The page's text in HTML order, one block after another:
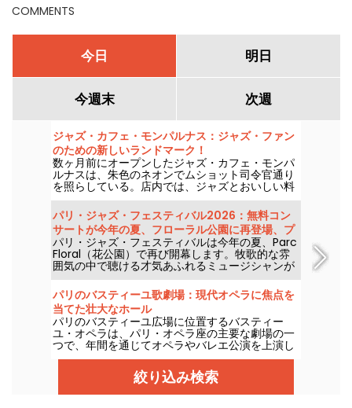
COMMENTS
今日 明日
今週末 次週
ジャズ・カフェ・モンパルナス：ジャズ・ファン
のための新しいランドマーク！
数ヶ月前にオープンしたジャズ・カフェ・モンパ
ルナスは、朱色のネオンでムショット司令官通り
を照らしている。店内では、ジャズとおいしい料
理があなたを待っている......。
パリ・ジャズ・フェスティバル2026：無料コン
サートが今年の夏、フローラル公園に再登場、プ
ログラム
パリ・ジャズ・フェスティバルは今年の夏、Parc
Floral（花公園）で再び開幕します。牧歌的な雰
囲気の中で聴ける才気あふれるミュージシャンが
多数LINEupに並びます。以下は2026年6月24日か
ら9月6日までの無料コンサート・プログラムで
す！
パリのバスティーユ歌劇場：現代オペラに焦点を
当てた壮大なホール
パリのバスティーユ広場に位置するバスティー
ユ・オペラは、パリ・オペラ座の主要な劇場の一
つで、年間を通じてオペラやバレエ公演を上演し
ています。1989年に開業したこのモダンな建築
は、多くの観客を迎え入れ、首都におけるオペラ
やダンスの情報源として重要な役割を果たしてい
ます。
絞り込み検索